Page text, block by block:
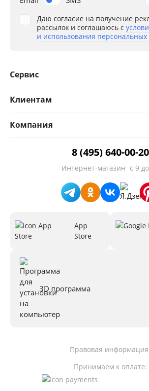
Даю согласие на получение
рассылок и соглашаюсь с
и использования
Сервис
Клиентам
Компания
8 (495) 640-00-20
Интернет-магазин с 9
App
Store
3D программа
Принимаем к оплате:
Правовая информация